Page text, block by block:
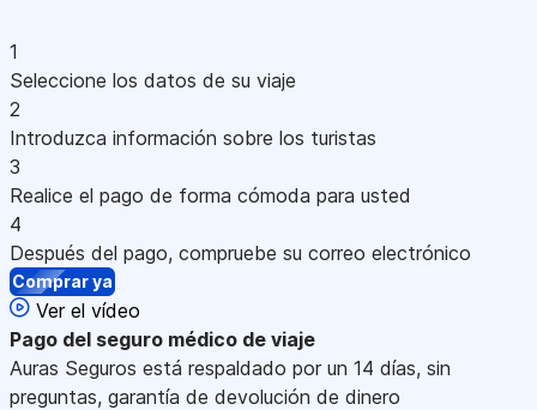
1
Seleccione los datos de su viaje
2
Introduzca información sobre los turistas
3
Realice el pago de forma cómoda para usted
4
Después del pago, compruebe su correo electrónico
Comprar ya
Ver el vídeo
Pago del seguro médico de viaje
Auras Seguros está respaldado por un 14 días, sin
preguntas, garantía de devolución de dinero